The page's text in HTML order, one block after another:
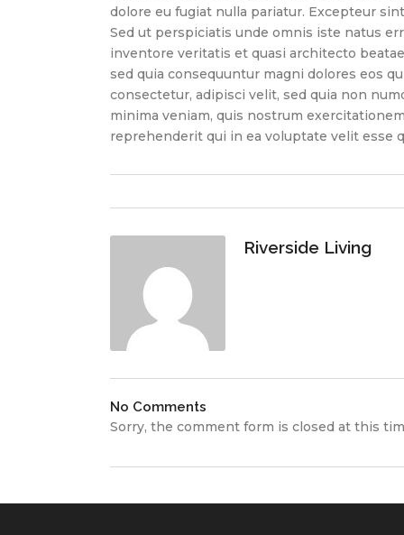
dolore eu fugiat nulla pariatur. Excepteur
Sed ut perspiciatis unde omnis iste natus
inventore veritatis et quasi architecto
sed quia consequuntur magni dolores eos
consectetur, adipisci velit, sed quia non
minima veniam, quis nostrum
reprehenderit qui in ea voluptate velit esse
Riverside Living
No Comments
Sorry, the comment form is closed at this